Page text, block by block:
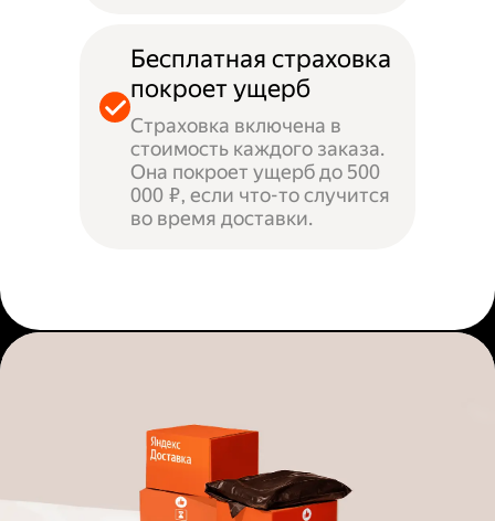
Бесплатная страховка
покроет ущерб
Страховка включена в
стоимость каждого заказа.
Она покроет ущерб до 500
000 ₽, если что-то случится
во время доставки.